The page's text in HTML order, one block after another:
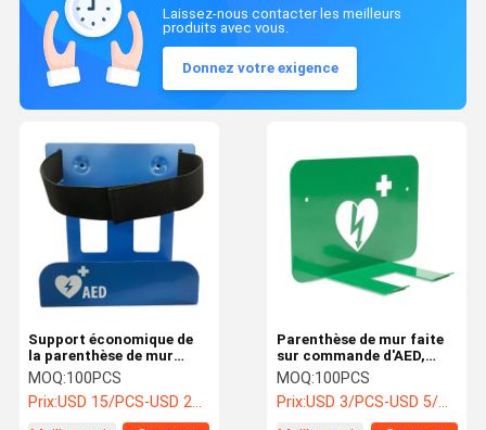
Laissez-nous contacter les meilleurs
produits avec vous.
Donnez votre exigence
Parenthèse de mur faite
sur commande d'AED,
parenthèse vigoureuse de
bâti de mur d'AED
d'universel
MOQ:100PCS
Prix:USD 3/PCS-USD 5/PCS
Support économique de
la parenthèse de mur
d'AED en métal/AED pour
le défibrillateur de SP1 de
Je-protection
MOQ:100PCS
Prix:USD 15/PCS-USD 20/PCS